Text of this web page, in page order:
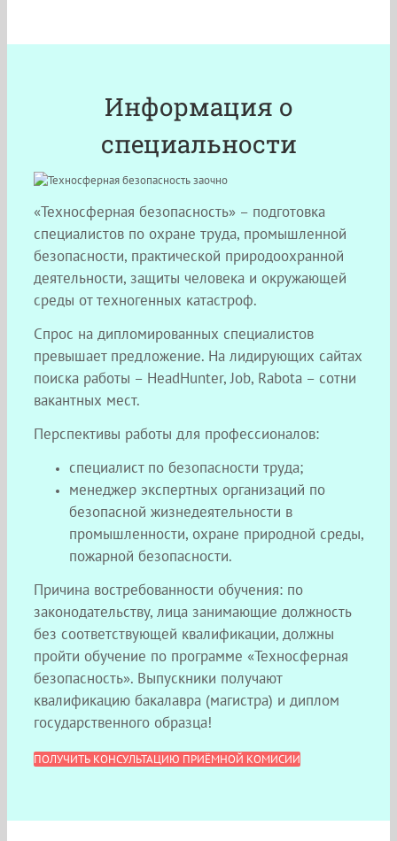
Информация о
специальности
«Техносферная безопасность» – подготовка
специалистов по охране труда, промышленной
безопасности, практической природоохранной
деятельности, защиты человека и окружающей
среды от техногенных катастроф.
Спрос на дипломированных специалистов
превышает предложение. На лидирующих сайтах
поиска работы – HeadHunter, Job, Rabota – сотни
вакантных мест.
Перспективы работы для профессионалов:
специалист по безопасности труда;
менеджер экспертных организаций по
безопасной жизнедеятельности в
промышленности, охране природной среды,
пожарной безопасности.
Причина востребованности обучения: по
законодательству, лица занимающие должность
без соответствующей квалификации, должны
пройти обучение по программе «Техносферная
безопасность». Выпускники получают
квалификацию бакалавра (магистра) и диплом
государственного образца!
ПОЛУЧИТЬ КОНСУЛЬТАЦИЮ ПРИЁМНОЙ КОМИСИИ